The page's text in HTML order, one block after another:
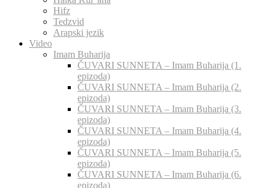
Hifz
Tedzvid
Arapski jezik
Video
Imam Buharija
ČUVARI SUNNETA – Imam Buharija (1.
epizoda)
ČUVARI SUNNETA – Imam Buharija (2.
epizoda)
ČUVARI SUNNETA – Imam Buharija (3.
epizoda)
ČUVARI SUNNETA – Imam Buharija (4.
epizoda)
ČUVARI SUNNETA – Imam Buharija (5.
epizoda)
ČUVARI SUNNETA – Imam Buharija (6.
epizoda)